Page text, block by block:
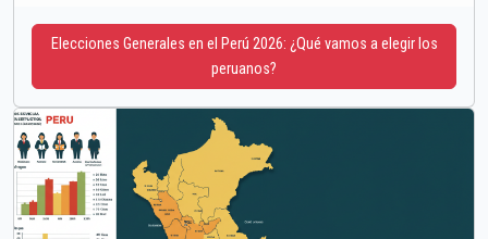
Elecciones Generales en el Perú 2026: ¿Qué vamos a elegir los
peruanos?